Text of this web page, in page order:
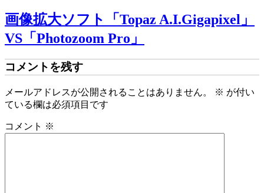
画像拡大ソフト「Topaz A.I.Gigapixel」
VS「Photozoom Pro」
コメントを残す
メールアドレスが公開されることはありません。 ※ が付い
ている欄は必須項目です
コメント ※